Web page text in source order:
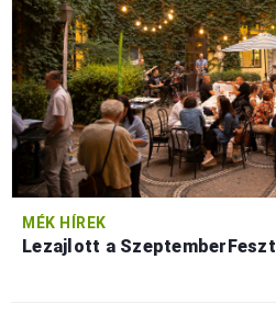
MÉK HÍREK
Lezajlott a SzeptemberFeszt